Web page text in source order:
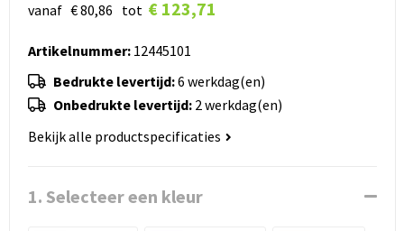
vanaf € 80,86 tot € 123,71
Artikelnummer:12445101
Bedrukte levertijd:6 werkdag(en)
Onbedrukte levertijd: 2 werkdag(en)
Bekijk alle productspecificaties
1. Selecteer een kleur